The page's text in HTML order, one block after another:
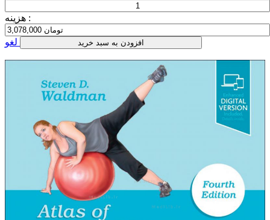
هزینه :
افزودن به سبد خرید